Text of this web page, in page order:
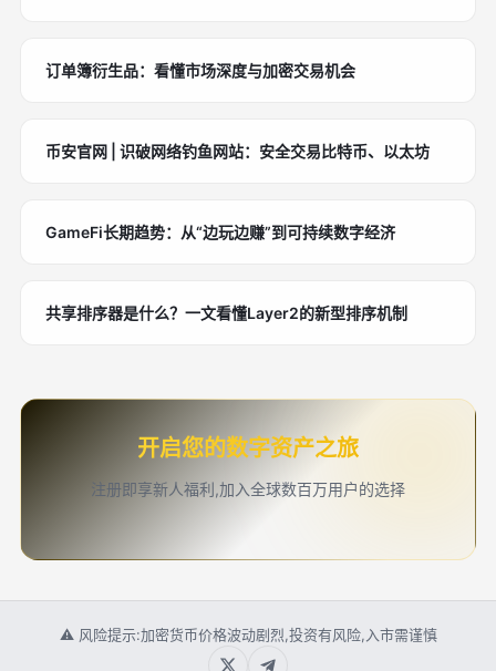
订单簿衍生品：看懂市场深度与加密交易机会
币安官网 | 识破网络钓鱼网站：安全交易比特币、以太坊
GameFi长期趋势：从“边玩边赚”到可持续数字经济
共享排序器是什么？一文看懂Layer2的新型排序机制
开启您的数字资产之旅
注册即享新人福利,加入全球数百万用户的选择
⚠ 风险提示:加密货币价格波动剧烈,投资有风险,入市需谨慎